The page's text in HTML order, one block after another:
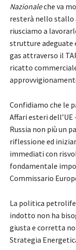
Nazionaleche va
resterà nello stallo
riusciamo a
strutture adeguate
gas attraverso il
ricatto
Confidiamo che le
Affari esteri
Russia non più un
riflessione ed
immediati con
fondamentale
Commissario
La politica
indotto non ha
giusta e corretta
Strategia